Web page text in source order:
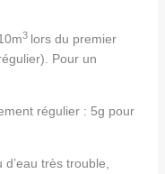
3 lors du premier
Pour un
régulier : 5g pour
très trouble,